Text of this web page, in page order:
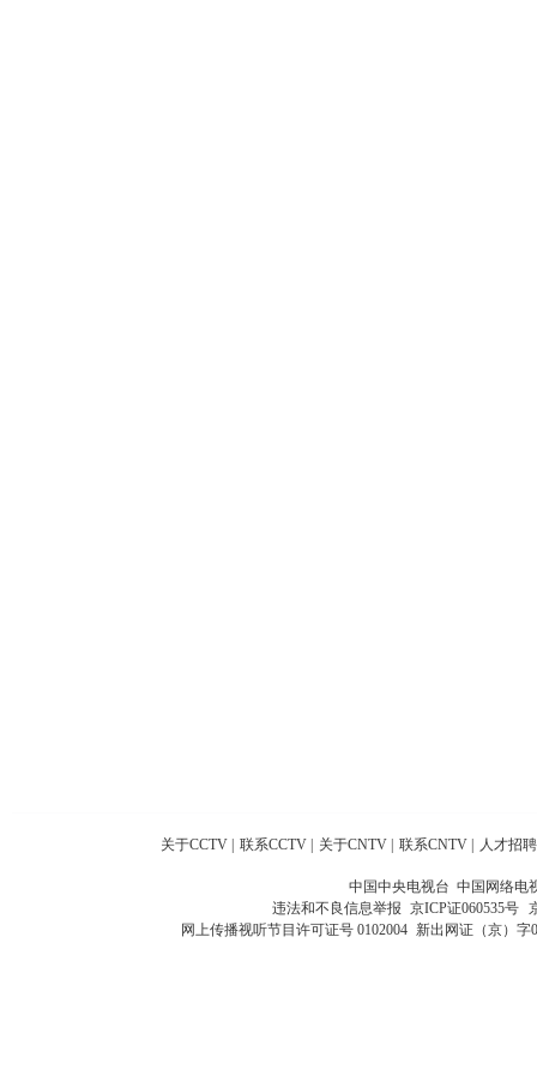
关于CCTV 联系CCTV 关于CNTV 联系CNTV 人才招聘
中国中央电视台 中国网络电
违法和不良信息举报 京ICP证060535号
网上传播视听节目许可证号 0102004 新出网证（京）